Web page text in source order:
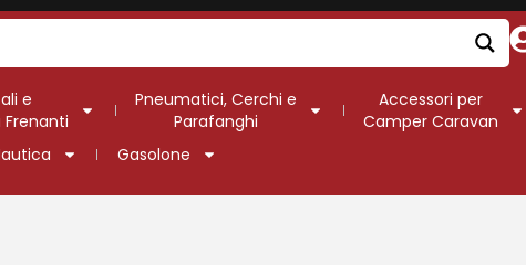
e
Pneumatici, Cerchi e
Parafanghi
Accessori per
Camper Caravan
Gasolone